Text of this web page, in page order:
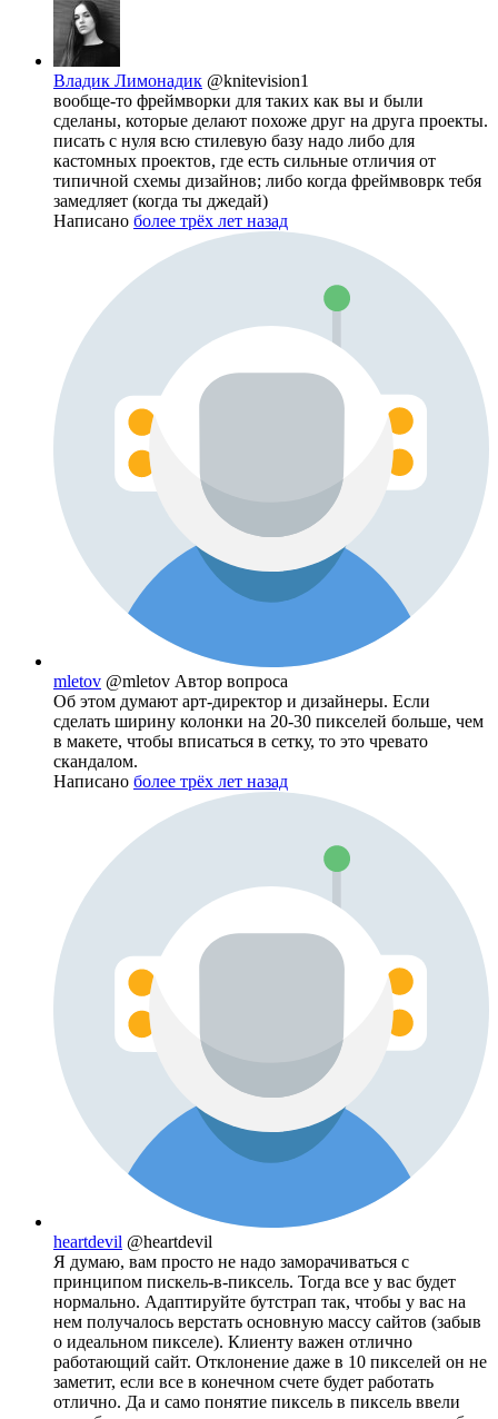
Владик Лимонадик @knitevision1
вообще-то фреймворки для таких как вы и были
сделаны, которые делают похоже друг на друга проекты.
писать с нуля всю стилевую базу надо либо для
кастомных проектов, где есть сильные отличия от
типичной схемы дизайнов; либо когда фреймвоврк тебя
замедляет (когда ты джедай)
Написано более трёх лет назад
mletov @mletov Автор вопроса
Об этом думают арт-директор и дизайнеры. Если
сделать ширину колонки на 20-30 пикселей больше, чем
в макете, чтобы вписаться в сетку, то это чревато
скандалом.
Написано более трёх лет назад
heartdevil @heartdevil
Я думаю, вам просто не надо заморачиваться с
принципом пискель-в-пиксель. Тогда все у вас будет
нормально. Адаптируйте бутстрап так, чтобы у вас на
нем получалось верстать основную массу сайтов (забыв
о идеальном пикселе). Клиенту важен отлично
работающий сайт. Отклонение даже в 10 пикселей он не
заметит, если все в конечном счете будет работать
отлично. Да и само понятие пиксель в пиксель ввели